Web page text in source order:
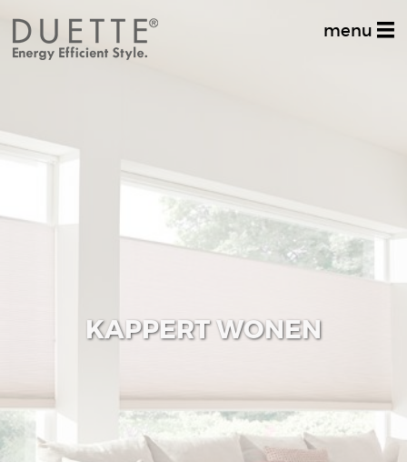
menu
KAPPERT WONEN
Stel uw vraag
Inspiratiealbum
Multifunctioneel
Veiligheid